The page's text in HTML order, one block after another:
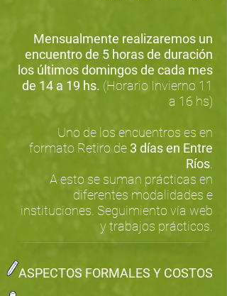
Mensualmente realizaremos un
encuentro de 5 horas de duración
los últimos domingos de cada mes
de 14 a 19 hs. (Horario Invierno 11
a 16 hs)
Uno de los encuentros es en
formato Retiro de 3 días en Entre
Ríos
A esto se suman prácticas en
diferentes modalidades e
instituciones. Seguimiento vía web
y trabajos prácticos.
ASPECTOS FORMALES Y COSTOS